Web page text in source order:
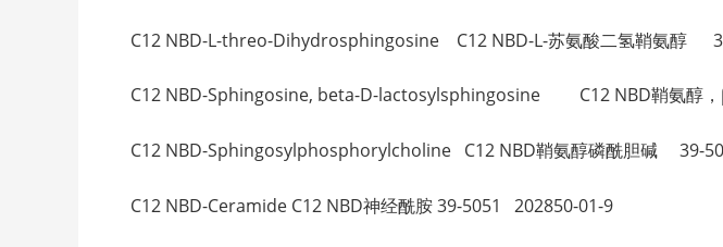
C12 NBD-L-threo-Dihydrosphingosine C12 NBD-L-苏氨酸二氢鞘氨醇
C12 NBD-Sphingosine, beta-D-lactosylsphingosine C12 NBD鞘氨醇
C12 NBD-Sphingosylphosphorylcholine C12 NBD鞘氨醇磷酰胆碱 39-
C12 NBD-Ceramide C12 NBD神经酰胺 39-5051 202850-01-9